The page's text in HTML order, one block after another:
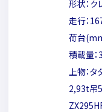
形状：ク
走行：
荷台
積載量
上物：タ
2,93t吊